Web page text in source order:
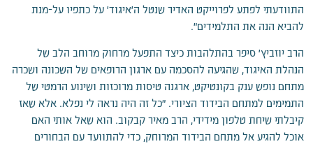
התוודעתי לפתע לפרוייקט האדיר שנטל ה'איגוד' על כתפיו על-מנת
להביא הנה את התלמידים".
הרב יוזביץ' סיפר בהתלהבות כיצד התפעל מרחוק מרוחב הלב של
הנהלת האיגוד, שהגיעה להסכמה עם ארגון הרופאים של השכונה ושכרה
מתחם נופש ענק בקונטיקט, ארגנה טיסות מרוכזות ושינוע הרמטי של
התמימים למתחם הבידוד הציורי. "כל זה היה נראה לי נפלא. אלא שאז
קיבלתי שיחת טלפון מידידי, הרב מאיר קבקוב. הוא שאל אותי האם
אוכל להגיע אל מתחם הבידוד המרוחק, כדי להתוועד עם הבחורים